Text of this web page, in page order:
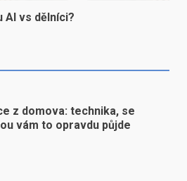
AI vs dělníci?
z domova: technika, se
vám to opravdu půjde